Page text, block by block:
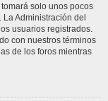
solo unos pocos
Administración del
usuarios registrados.
con nuestros términos
de los foros mientras